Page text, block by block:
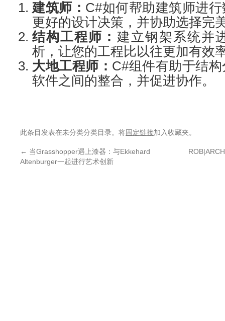
建筑师： C#如何帮助建筑师进
更好的设计决策，并协助选择完
结构工程师： 建立钢架系统并
析，让您的工程比以往更加有效
大地工程师： C#组件有助于结
软件之间的整合，并促进协作。
此条目发表在未分类分类目录。将固定链接加入收藏夹。
← 当Grasshopper遇上漆器：与Ekkehard
Altenburger一起进行艺术创新